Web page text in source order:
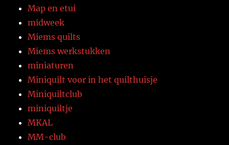
Map en etui
midweek
Miems quilts
Miems werkstukken
miniaturen
Miniquilt voor in het quilthuisje
Miniquiltclub
miniquiltje
MKAL
MM-club